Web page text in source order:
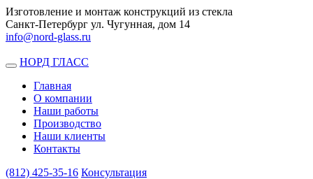
Изготовление и монтаж конструкций из стекла
Санкт-Петербург ул. Чугунная, дом 14
info@nord-glass.ru
Toggle
navigation
НОРД ГЛАСС
Главная
О компании
Наши работы
Производство
Наши клиенты
Контакты
(812) 425-35-16 Консультация